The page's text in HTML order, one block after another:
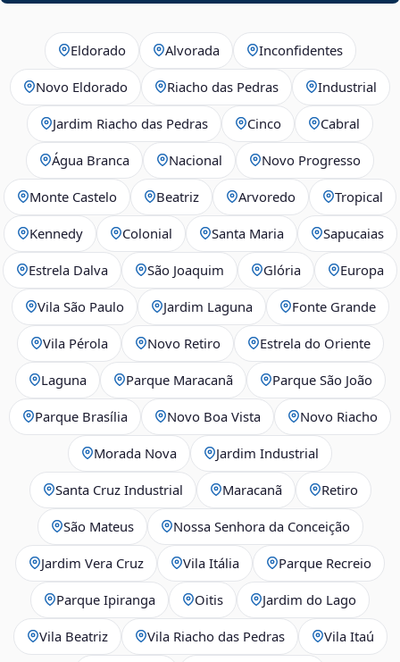
Eldorado Alvorada Inconfidentes
Novo Eldorado Riacho das Pedras Industrial
Jardim Riacho das Pedras Cinco Cabral
Água Branca Nacional Novo Progresso
Monte Castelo Beatriz Arvoredo Tropical
Kennedy Colonial Santa Maria Sapucaias
Estrela Dalva São Joaquim Glória Europa
Vila São Paulo Jardim Laguna Fonte Grande
Vila Pérola Novo Retiro Estrela do Oriente
Laguna Parque Maracanã Parque São João
Parque Brasília Novo Boa Vista Novo Riacho
Morada Nova Jardim Industrial
Santa Cruz Industrial Maracanã Retiro
São Mateus Nossa Senhora da Conceição
Jardim Vera Cruz Vila Itália Parque Recreio
Parque Ipiranga Oitis Jardim do Lago
Vila Beatriz Vila Riacho das Pedras Vila Itaú